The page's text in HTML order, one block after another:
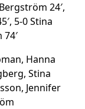
24′,
5-0 Stina
74′
Hanna
Stina
Jennifer